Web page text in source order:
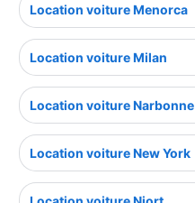
Location voiture Menorca
Location voiture Milan
Location voiture Narbonne
Location voiture New York